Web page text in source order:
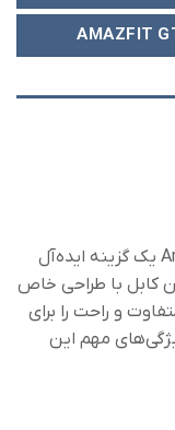
کابل شارژر ساعت هوشمند Amazfit GTR 4 یک گزینه ایده‌آل
کابل با طراحی خاص
و راحت را برای
مهم این